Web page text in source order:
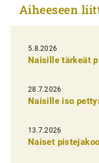
k
e
l
i
e
n
e
Aiheeseen
5.8.2026
Naisille tärkeät
28.7.2026
Naisille iso
13.7.2026
Naiset